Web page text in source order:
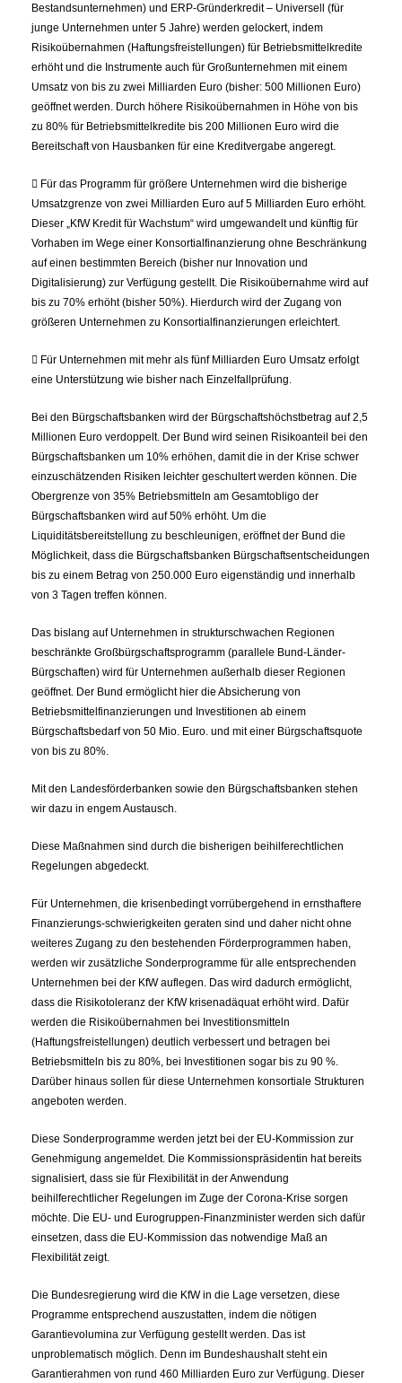
Bestandsunternehmen) und ERP-Gründerkredit – Universell (für
junge Unternehmen unter 5 Jahre) werden gelockert, indem
Risikoübernahmen (Haftungsfreistellungen) für Betriebsmittelkredite
erhöht und die Instrumente auch für Großunternehmen mit einem
Umsatz von bis zu zwei Milliarden Euro (bisher: 500 Millionen Euro)
geöffnet werden. Durch höhere Risikoübernahmen in Höhe von bis
zu 80% für Betriebsmittelkredite bis 200 Millionen Euro wird die
Bereitschaft von Hausbanken für eine Kreditvergabe angeregt.
 Für das Programm für größere Unternehmen wird die bisherige
Umsatzgrenze von zwei Milliarden Euro auf 5 Milliarden Euro erhöht.
Dieser „KfW Kredit für Wachstum“ wird umgewandelt und künftig für
Vorhaben im Wege einer Konsortialfinanzierung ohne Beschränkung
auf einen bestimmten Bereich (bisher nur Innovation und
Digitalisierung) zur Verfügung gestellt. Die Risikoübernahme wird auf
bis zu 70% erhöht (bisher 50%). Hierdurch wird der Zugang von
größeren Unternehmen zu Konsortialfinanzierungen erleichtert.
 Für Unternehmen mit mehr als fünf Milliarden Euro Umsatz erfolgt
eine Unterstützung wie bisher nach Einzelfallprüfung.
Bei den Bürgschaftsbanken wird der Bürgschaftshöchstbetrag auf 2,5
Millionen Euro verdoppelt. Der Bund wird seinen Risikoanteil bei den
Bürgschaftsbanken um 10% erhöhen, damit die in der Krise schwer
einzuschätzenden Risiken leichter geschultert werden können. Die
Obergrenze von 35% Betriebsmitteln am Gesamtobligo der
Bürgschaftsbanken wird auf 50% erhöht. Um die
Liquiditätsbereitstellung zu beschleunigen, eröffnet der Bund die
Möglichkeit, dass die Bürgschaftsbanken Bürgschaftsentscheidungen
bis zu einem Betrag von 250.000 Euro eigenständig und innerhalb
von 3 Tagen treffen können.
Das bislang auf Unternehmen in strukturschwachen Regionen
beschränkte Großbürgschaftsprogramm (parallele Bund-Länder-
Bürgschaften) wird für Unternehmen außerhalb dieser Regionen
geöffnet. Der Bund ermöglicht hier die Absicherung von
Betriebsmittelfinanzierungen und Investitionen ab einem
Bürgschaftsbedarf von 50 Mio. Euro. und mit einer Bürgschaftsquote
von bis zu 80%.
Mit den Landesförderbanken sowie den Bürgschaftsbanken stehen
wir dazu in engem Austausch.
Diese Maßnahmen sind durch die bisherigen beihilferechtlichen
Regelungen abgedeckt.
Für Unternehmen, die krisenbedingt vorrübergehend in ernsthaftere
Finanzierungs-schwierigkeiten geraten sind und daher nicht ohne
weiteres Zugang zu den bestehenden Förderprogrammen haben,
werden wir zusätzliche Sonderprogramme für alle entsprechenden
Unternehmen bei der KfW auflegen. Das wird dadurch ermöglicht,
dass die Risikotoleranz der KfW krisenadäquat erhöht wird. Dafür
werden die Risikoübernahmen bei Investitionsmitteln
(Haftungsfreistellungen) deutlich verbessert und betragen bei
Betriebsmitteln bis zu 80%, bei Investitionen sogar bis zu 90 %.
Darüber hinaus sollen für diese Unternehmen konsortiale Strukturen
angeboten werden.
Diese Sonderprogramme werden jetzt bei der EU-Kommission zur
Genehmigung angemeldet. Die Kommissionspräsidentin hat bereits
signalisiert, dass sie für Flexibilität in der Anwendung
beihilferechtlicher Regelungen im Zuge der Corona-Krise sorgen
möchte. Die EU- und Eurogruppen-Finanzminister werden sich dafür
einsetzen, dass die EU-Kommission das notwendige Maß an
Flexibilität zeigt.
Die Bundesregierung wird die KfW in die Lage versetzen, diese
Programme entsprechend auszustatten, indem die nötigen
Garantievolumina zur Verfügung gestellt werden. Das ist
unproblematisch möglich. Denn im Bundeshaushalt steht ein
Garantierahmen von rund 460 Milliarden Euro zur Verfügung. Dieser